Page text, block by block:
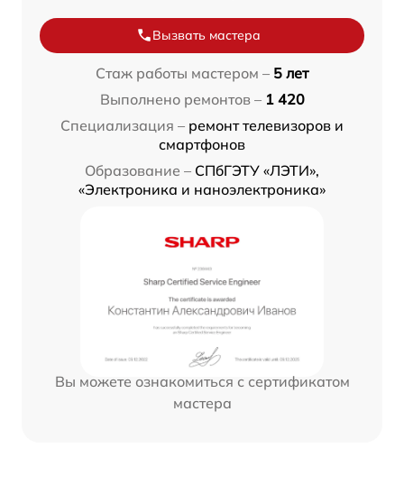
Вызвать мастера
Стаж работы мастером – 5 лет
Выполнено ремонтов – 1 420
Специализация – ремонт телевизоров и
смартфонов
Образование – СПбГЭТУ «ЛЭТИ»,
«Электроника и наноэлектроника»
Вы можете ознакомиться с сертификатом
мастера